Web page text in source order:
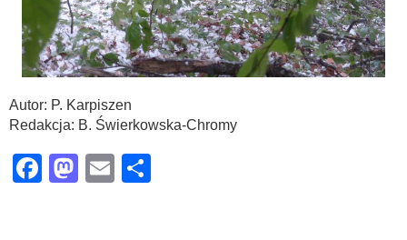
Autor: P. Karpiszen
Redakcja: B. Świerkowska-Chromy
Facebook
Mastodon
Email